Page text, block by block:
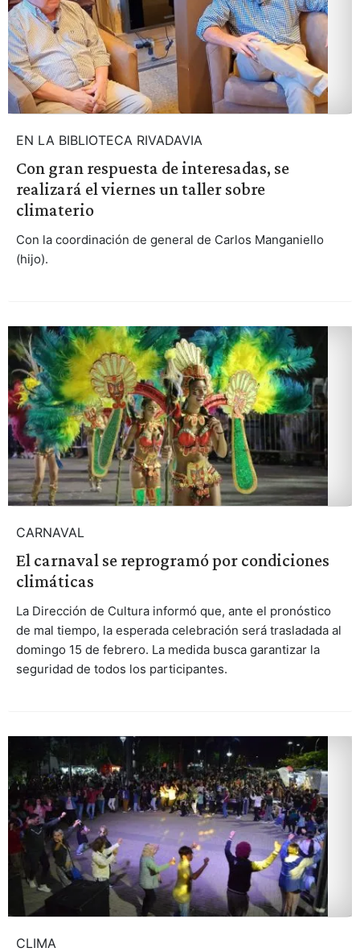
EN LA BIBLIOTECA RIVADAVIA
Con gran respuesta de interesadas, se
realizará el viernes un taller sobre
climaterio
Con la coordinación de general de Carlos Manganiello
(hijo).
CARNAVAL
El carnaval se reprogramó por condiciones
climáticas
La Dirección de Cultura informó que, ante el pronóstico
de mal tiempo, la esperada celebración será trasladada al
domingo 15 de febrero. La medida busca garantizar la
seguridad de todos los participantes.
CLIMA